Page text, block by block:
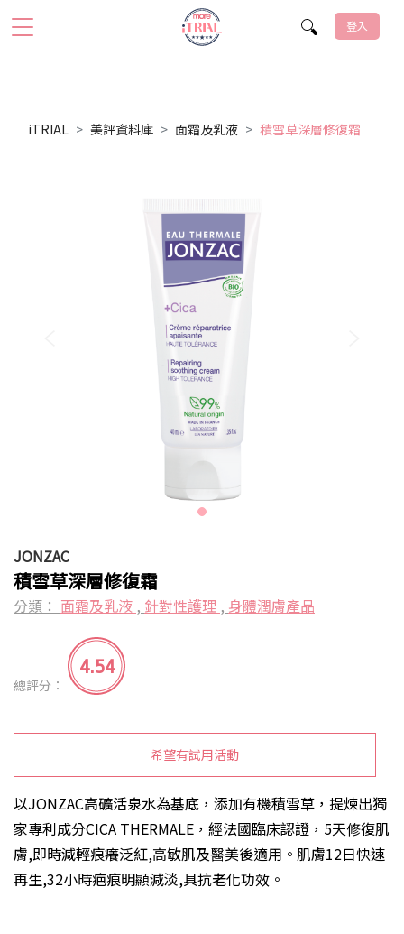
登入
iTRIAL 美評資料庫 面霜及乳液 積雪草深層修復霜
JONZAC
積雪草深層修復霜
分類： 面霜及乳液 , 針對性護理 , 身體潤膚產品
總評分：
4.54
希望有試用活動
以JONZAC高礦活泉水為基底，添加有機積雪草，提煉出獨
家專利成分CICA THERMALE，經法國臨床認證，5天修復肌
膚,即時減輕痕癢泛紅,高敏肌及醫美後適用。肌膚12日快速
再生,32小時疤痕明顯減淡,具抗老化功效。